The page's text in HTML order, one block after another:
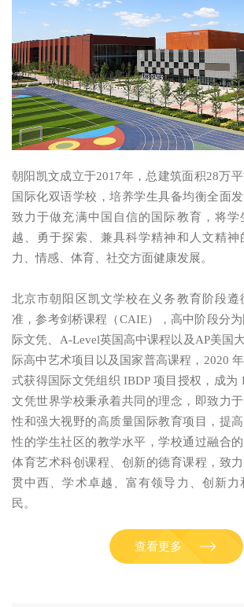
朝阳凯文成立于2017年，总建筑面积28万
国际化双语学校，培养学生具备均衡全面
致力于做充满中国自信的国际教育，将学
越、勇于探索、兼具科学精神和人文精神
力、情感、体育、社交方面健康发展。
北京市朝阳区凯文学校在义务教育阶段遵
准，参考剑桥课程（CAIE），高中阶段分
际文凭、A-Level英国高中课程以及AP美国
际高中艺术项目以及国家普高课程，2020
式获得国际文凭组织 IBDP 项目授权，成为
文凭世界学校秉承着共同的理念，即致力
性和强大视野的高质量国际教育项目，提
性的学生社区的教学水平，学校通过融合
体育艺术科创课程、创新的德育课程，致
贯中西、学术卓越、富有领导力、创新力
民。
查看更多